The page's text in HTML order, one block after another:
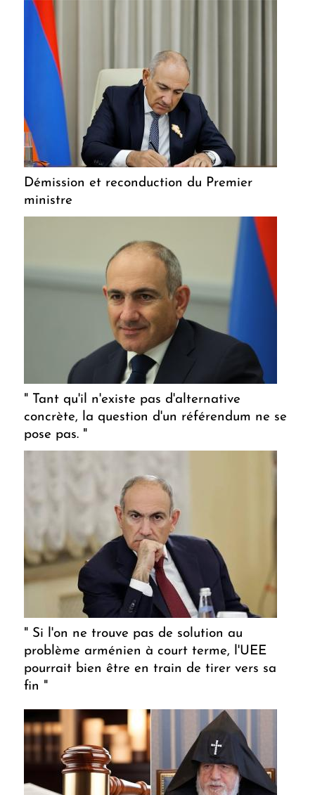
Démission et reconduction du Premier
ministre
" Tant qu'il n'existe pas d'alternative
concrète, la question d'un référendum ne se
pose pas. "
" Si l'on ne trouve pas de solution au
problème arménien à court terme, l'UEE
pourrait bien être en train de tirer vers sa
fin "